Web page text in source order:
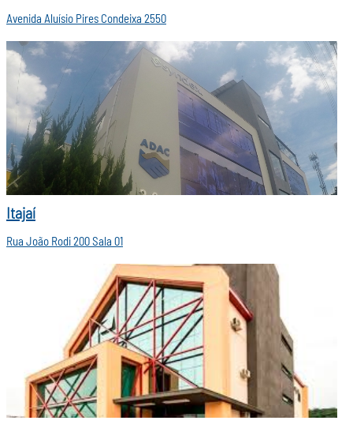
Avenida Aluísio Pires Condeixa 2550
Itajaí
Rua João Rodi 200 Sala 01